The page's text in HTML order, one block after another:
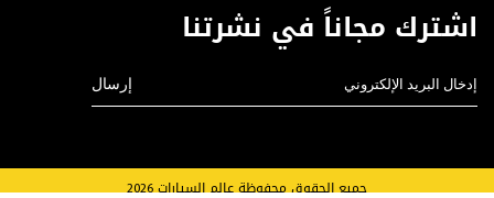
اشترك مجاناً في نشرتنا
جميع الحقوق محفوظة عالم السيارات 2026